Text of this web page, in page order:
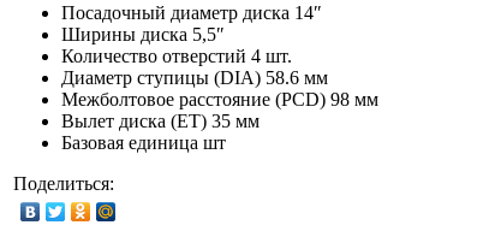
Посадочный диаметр диска 14″
Ширины диска 5,5″
Количество отверстий 4 шт.
Диаметр ступицы (DIA) 58.6 мм
Межболтовое расстояние (PCD) 98 мм
Вылет диска (ET) 35 мм
Базовая единица шт
Поделиться: